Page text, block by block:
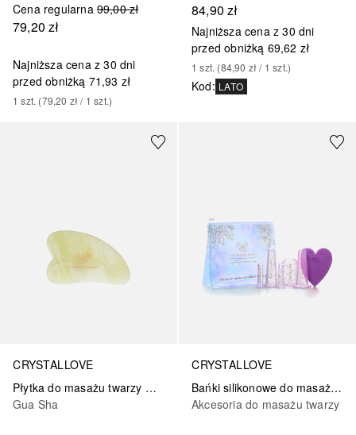
Cena regularna 99,00 zł
79,20 zł
Najniższa cena z 30 dni
przed obniżką 71,93 zł
1 szt. (79,20 zł / 1 szt.)
84,90 zł
Najniższa cena z 30 dni
przed obniżką 69,62 zł
1 szt. (84,90 zł / 1 szt.)
Kod: LATO
CRYSTALLOVE
Płytka do masażu twarzy Gua Sha z Jadeitu
Gua Sha
CRYSTALLOVE
Bańki silikonowe do masażu twarzy i ciała
Akcesoria do masażu twarzy